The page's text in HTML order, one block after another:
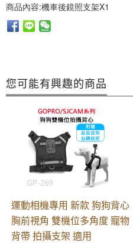
商品內容:機車後鏡照支架X1
您可能有興趣的商品
運動相機專用 新款 狗狗背心
胸前視角 雙機位多角度 寵物
背帶 拍攝支架 適用